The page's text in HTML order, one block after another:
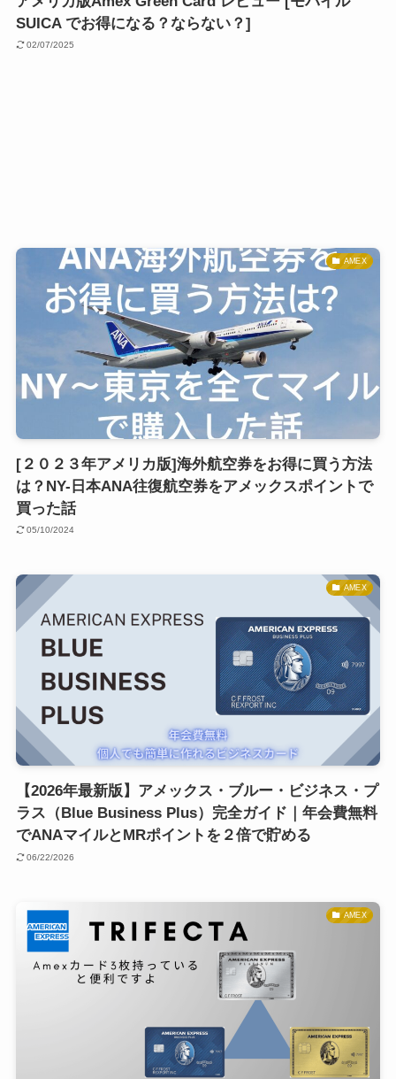
SUICA でお得になる？ならない？]
02/07/2025
AMEX
[２０２３年アメリカ版]海外航空券をお得に買う方法
は？NY-日本ANA往復航空券をアメックスポイントで
買った話
05/10/2024
AMEX
【2026年最新版】アメックス・ブルー・ビジネス・プ
ラス（Blue Business Plus）完全ガイド｜年会費無料
でANAマイルとMRポイントを２倍で貯める
06/22/2026
AMEX